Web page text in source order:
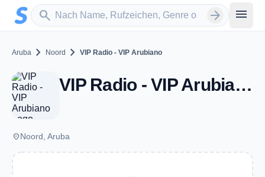
Zum Hauptinhalt springen
search
Sender suchen arrow_forward menu
Aruba chevron_right Noord chevron_right VIP Radio - VIP Arubiano
VIP Radio - VIP Arubiano - Noord
placeNoord, Aruba